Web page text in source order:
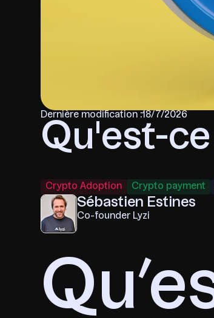
Dernière modification :18/7/2026
Qu'est-
Crypto Adoption Crypto payment
Sébastien Estines
Co-founder Lyzi